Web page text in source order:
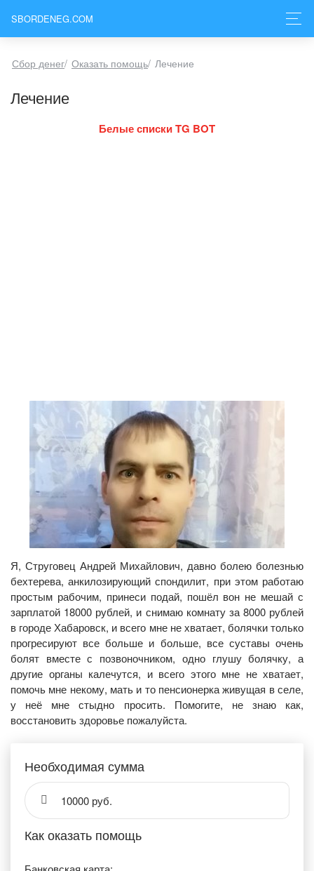
SBORDENEG.COM
Сбор денег/ Оказать помощь/ Лечение
Лечение
Белые списки TG BOT
Я, Струговец Андрей Михайлович, давно болею болезнью
бехтерева, анкилозирующий спондилит, при этом работаю
простым рабочим, принеси подай, пошёл вон не мешай с
зарплатой 18000 рублей, и снимаю комнату за 8000 рублей
в городе Хабаровск, и всего мне не хватает, болячки только
прогресируют все больше и больше, все суставы очень
болят вместе с позвоночником, одно глушу болячку, а
другие органы калечутся, и всего этого мне не хватает,
помочь мне некому, мать и то пенсионерка живущая в селе,
у неё мне стыдно просить. Помогите, не знаю как,
восстановить здоровье пожалуйста.
Необходимая сумма
10000 руб.
Как оказать помощь